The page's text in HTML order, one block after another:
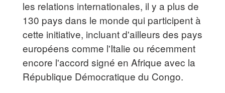
les relations internationales, il y a plus de
130 pays dans le monde qui participent à
cette initiative, incluant d'ailleurs des pays
européens comme l'Italie ou récemment
encore l'accord signé en Afrique avec la
République Démocratique du Congo.